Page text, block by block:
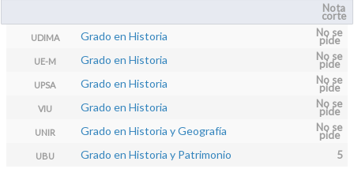
Nota
corte
UDIMA Grado en Historia No se
pide
UE-M Grado en Historia No se
pide
UPSA Grado en Historia No se
pide
VIU Grado en Historia No se
pide
UNIR Grado en Historia y Geografía No se
pide
UBU Grado en Historia y Patrimonio 5